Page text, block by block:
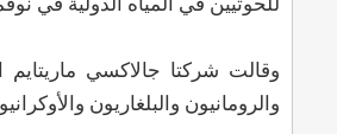
وقالت شركتا جالاكسي ماريتايم
والرومانيون والبلغاريون